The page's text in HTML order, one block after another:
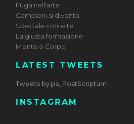
Fuga nell'arte
Campioni si diventa
Speciale come te
La giusta formazione
Mente e Corpo
LATEST TWEETS
Tweets by ps_PostScriptum
INSTAGRAM